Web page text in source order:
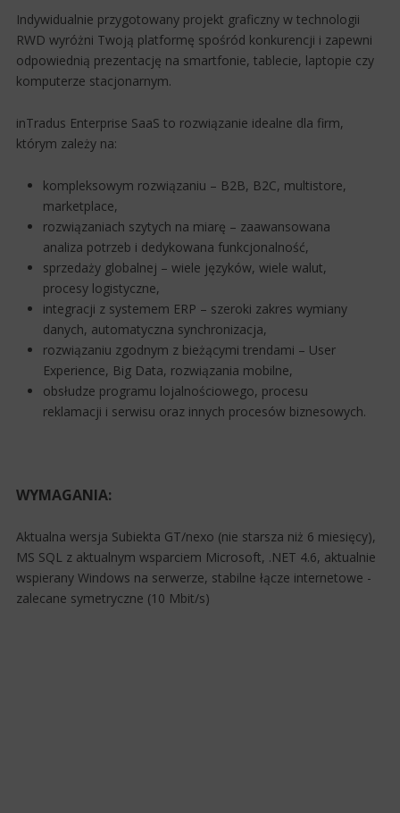
Indywidualnie przygotowany projekt graficzny w technologii
RWD wyróżni Twoją platformę spośród konkurencji i zapewni
odpowiednią prezentację na smartfonie, tablecie, laptopie czy
komputerze stacjonarnym.
inTradus Enterprise SaaS to rozwiązanie idealne dla firm,
którym zależy na:
kompleksowym rozwiązaniu – B2B, B2C, multistore,
marketplace,
rozwiązaniach szytych na miarę – zaawansowana
analiza potrzeb i dedykowana funkcjonalność,
sprzedaży globalnej – wiele języków, wiele walut,
procesy logistyczne,
integracji z systemem ERP – szeroki zakres wymiany
danych, automatyczna synchronizacja,
rozwiązaniu zgodnym z bieżącymi trendami – User
Experience, Big Data, rozwiązania mobilne,
obsłudze programu lojalnościowego, procesu
reklamacji i serwisu oraz innych procesów biznesowych.
WYMAGANIA:
Aktualna wersja Subiekta GT/nexo (nie starsza niż 6 miesięcy),
MS SQL z aktualnym wsparciem Microsoft, .NET 4.6, aktualnie
wspierany Windows na serwerze, stabilne łącze internetowe -
zalecane symetryczne (10 Mbit/s)